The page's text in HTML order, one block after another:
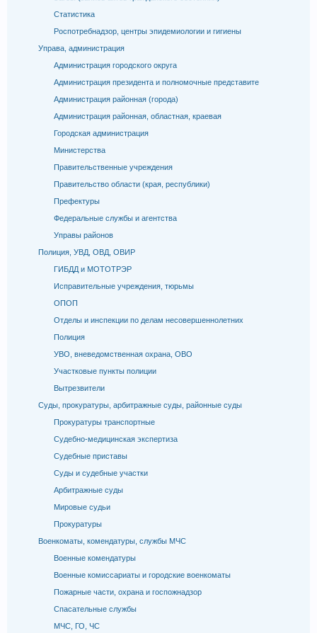
Статистика
Роспотребнадзор, центры эпидемиологии и гигиены
Управа, администрация
Администрация городского округа
Администрация президента и полномочные представите
Администрация районная (города)
Администрация районная, областная, краевая
Городская администрация
Министерства
Правительственные учреждения
Правительство области (края, республики)
Префектуры
Федеральные службы и агентства
Управы районов
Полиция, УВД, ОВД, ОВИР
ГИБДД и МОТОТРЭР
Исправительные учреждения, тюрьмы
ОПОП
Отделы и инспекции по делам несовершеннолетних
Полиция
УВО, вневедомственная охрана, ОВО
Участковые пункты полиции
Вытрезвители
Суды, прокуратуры, арбитражные суды, районные суды
Прокуратуры транспортные
Судебно-медицинская экспертиза
Судебные приставы
Суды и судебные участки
Арбитражные суды
Мировые судьи
Прокуратуры
Военкоматы, комендатуры, службы МЧС
Военные комендатуры
Военные комиссариаты и городские военкоматы
Пожарные части, охрана и госпожнадзор
Спасательные службы
МЧС, ГО, ЧС